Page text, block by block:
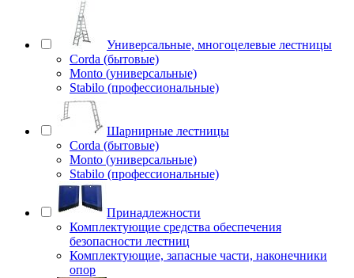
Универсальные, многоцелевые лестницы
Corda (бытовые)
Monto (универсальные)
Stabilo (профессиональные)
Шарнирные лестницы
Corda (бытовые)
Monto (универсальные)
Stabilo (профессиональные)
Принадлежности
Комплектующие средства обеспечения
безопасности лестниц
Комплектующие, запасные части, наконечники
опор